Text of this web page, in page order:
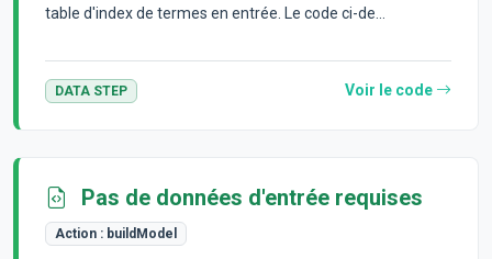
table d'index de termes en entrée. Le code ci-de...
DATA STEP Voir le code
Pas de données d'entrée requises
Action : buildModel